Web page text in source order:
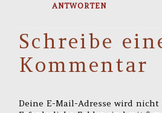
ANTWORTEN
Schreibe
Kommentar
Deine E-Mail-Adresse wird